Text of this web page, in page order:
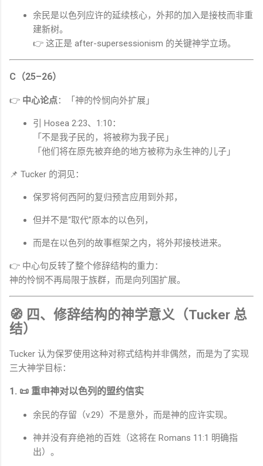
余民是以色列应许的延续核心，外邦的加入是接枝而非重
建新树。
👉 这正是 after-supersessionism 的关键神学立场。
C（25–26）
👉 中心论点：「神的怜悯向外扩展」
引 Hosea 2:23、1:10：
「不是我子民的，将被称为我子民」
「他们将在原先被弃绝的地方被称为永生神的儿子」
📌 Tucker 的洞见：
保罗将何西阿的复归预言应用到外邦，
但并不是“取代”原本的以色列，
而是在以色列的故事框架之内，将外邦接枝进来。
👉 中心句反转了整个修辞结构的重力：
神的怜悯不再局限于族群，而是向列国扩展。
🧭 四、修辞结构的神学意义（Tucker 总
结）
Tucker 认为保罗使用这种对称式结构并非偶然，而是为了实现
三大神学目标：
1. 📜 重申神对以色列的盟约信实
余民的存留（v.29）不是意外，而是神的应许实现。
神并没有弃绝祂的百姓（这将在 Romans 11:1 明确指
出）。